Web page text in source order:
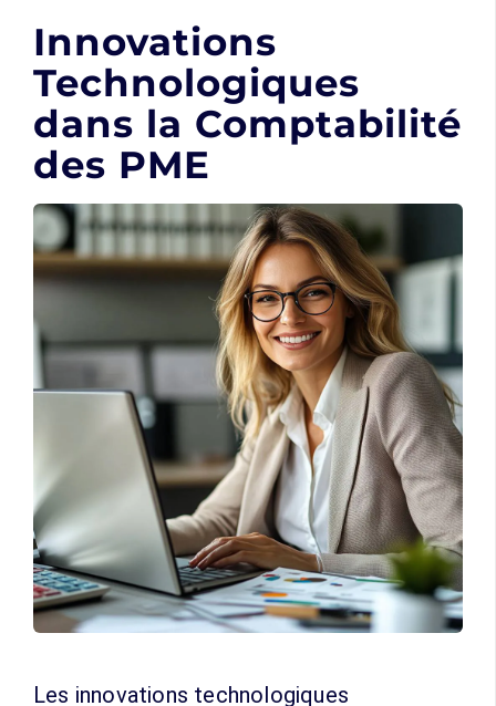
Innovations
Technologiques
dans la Comptabilité
des PME
Les innovations technologiques